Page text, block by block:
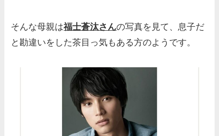
そんな母親は福士蒼汰さんの写真を見て、息子だ
と勘違いをした茶目っ気もある方のようです。